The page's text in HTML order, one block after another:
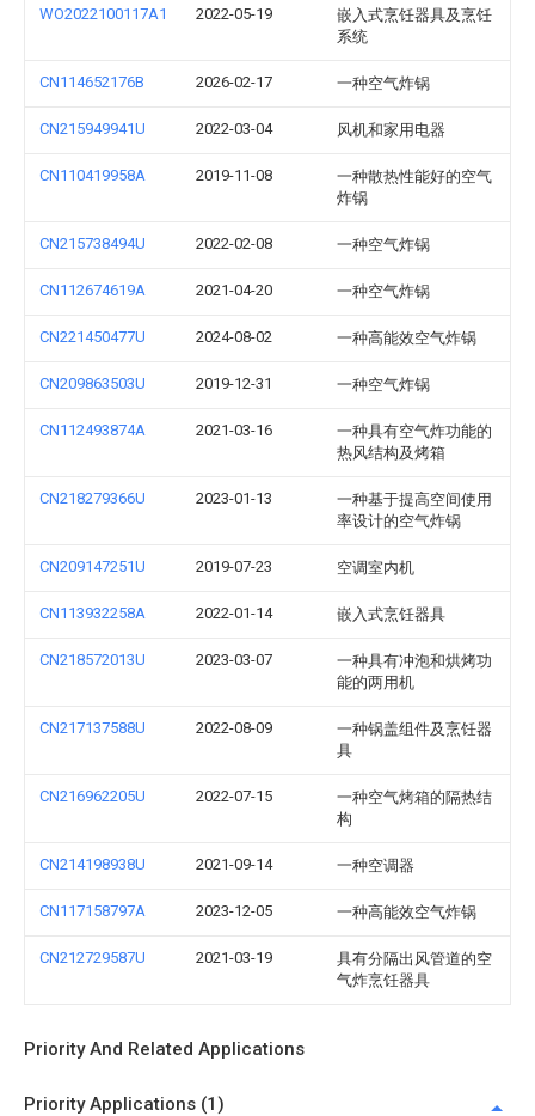
WO2022100117A1 2022-05-19
嵌入式烹饪器具及烹饪
系统
CN114652176B 2026-02-17 一种空气炸锅
CN215949941U 2022-03-04 风机和家用电器
CN110419958A 2019-11-08
一种散热性能好的空气
炸锅
CN215738494U 2022-02-08 一种空气炸锅
CN112674619A 2021-04-20 一种空气炸锅
CN221450477U 2024-08-02 一种高能效空气炸锅
CN209863503U 2019-12-31 一种空气炸锅
CN112493874A 2021-03-16
一种具有空气炸功能的
热风结构及烤箱
CN218279366U 2023-01-13
一种基于提高空间使用
率设计的空气炸锅
CN209147251U 2019-07-23 空调室内机
CN113932258A 2022-01-14 嵌入式烹饪器具
CN218572013U 2023-03-07
一种具有冲泡和烘烤功
能的两用机
CN217137588U 2022-08-09
一种锅盖组件及烹饪器
具
CN216962205U 2022-07-15
一种空气烤箱的隔热结
构
CN214198938U 2021-09-14 一种空调器
CN117158797A 2023-12-05 一种高能效空气炸锅
CN212729587U 2021-03-19
具有分隔出风管道的空
气炸烹饪器具
Priority And Related Applications
Priority Applications (1)